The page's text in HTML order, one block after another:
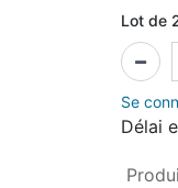
Lot de
Se
Délai